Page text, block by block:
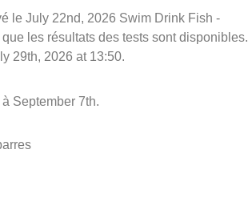
le July 22nd, 2026 Swim Drink Fish -
les résultats des tests sont disponibles.
29th, 2026 at 13:50.
September 7th.